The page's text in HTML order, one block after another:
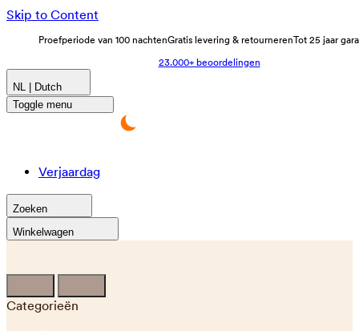
Skip to Content
Proefperiode van 100 nachtenGratis levering & retournerenTot 25 jaar
23.000+ beoordelingen
NL | Dutch
Toggle menu
Verjaardag
Zoeken
Winkelwagen
Categorieën